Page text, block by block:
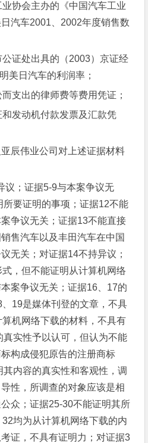
会主办的《中国汽车工业
汽车2001、2002年度销售数
证处出具的（2003）京证经
美日汽车的利润率；
出的律师费等费用凭证；
发动机付款发票及汇款凭
伟业公司对上述证据材料
；证据5-9与本案争议无
要证明的事项；证据12不能
争议无关；证据13不能直接
售汽车以及丰田汽车在中国
无关；对证据14不持异议；
，但不能证明从计算机网络
案争议无关；证据16、17的
19是媒体刊登的文章，不具
机网络下载的材料，不具有
实性予以认可，但认为不能
构成侵犯原告的注册商标
内容的真实性和客观性，调
性，所调查的对象应该是相
众；证据25-30不能证明其所
均为从计算机网络下载的内
证，不具有证明力；对证据3